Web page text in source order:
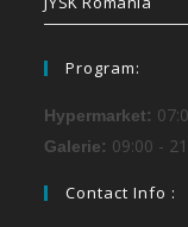
Program:
Hypermarket:
Galerie: 09:00 -
Contact Info :